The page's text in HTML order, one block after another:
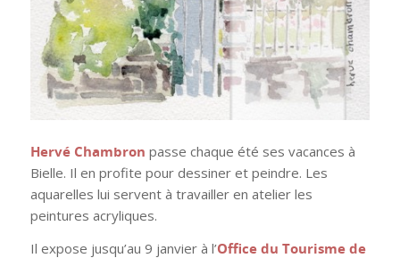
Hervé Chambron passe chaque été ses vacances à
Bielle. Il en profite pour dessiner et peindre. Les
aquarelles lui servent à travailler en atelier les
peintures acryliques.
Il expose jusqu’au 9 janvier à l’Office du Tourisme de